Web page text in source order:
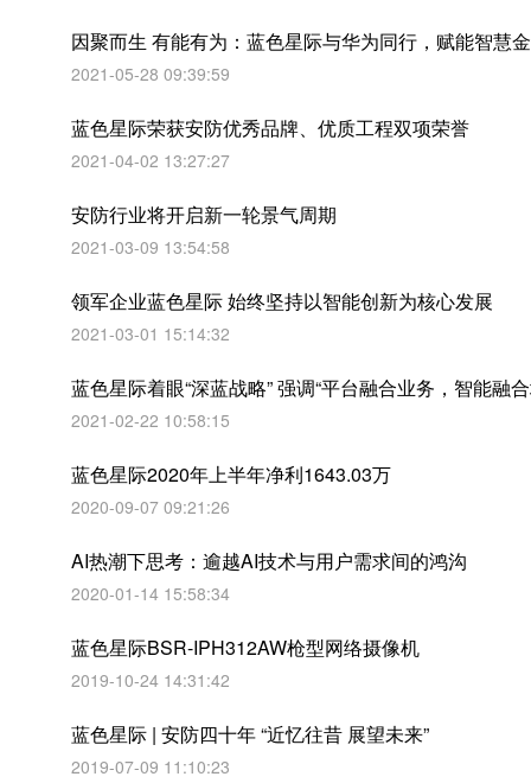
因聚而生 有能有为：蓝色星际与华为同行，赋能智慧
2021-05-28 09:39:59
蓝色星际荣获安防优秀品牌、优质工程双项荣誉
2021-04-02 13:27:27
安防行业将开启新一轮景气周期
2021-03-09 13:54:58
领军企业蓝色星际 始终坚持以智能创新为核心发展
2021-03-01 15:14:32
蓝色星际着眼“深蓝战略” 强调“平台融合业务，智能融
2021-02-22 10:58:15
蓝色星际2020年上半年净利1643.03万
2020-09-07 09:21:26
AI热潮下思考：逾越AI技术与用户需求间的鸿沟
2020-01-14 15:58:34
蓝色星际BSR-IPH312AW枪型网络摄像机
2019-10-24 14:31:42
蓝色星际 | 安防四十年 “近忆往昔 展望未来”
2019-07-09 11:10:23